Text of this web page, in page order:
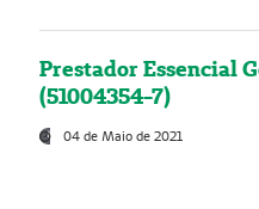
Prestador Essencial
(51004354-7)
04 de Maio de 2021